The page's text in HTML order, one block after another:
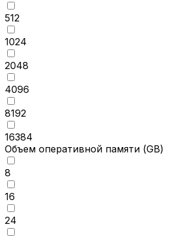
512
1024
2048
4096
8192
16384
Объем оперативной памяти (GB)
8
16
24